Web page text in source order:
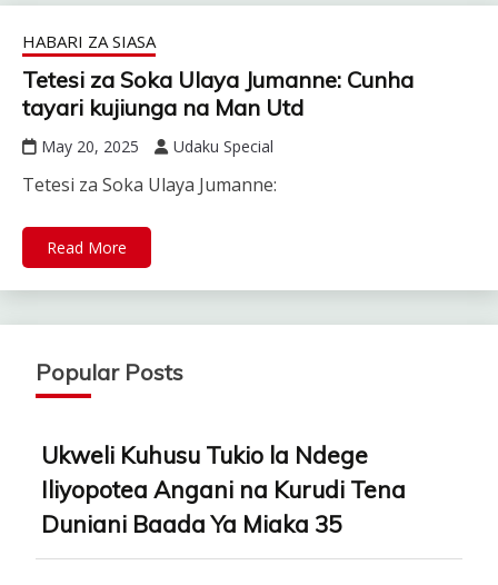
HABARI ZA SIASA
Tetesi za Soka Ulaya Jumanne: Cunha
tayari kujiunga na Man Utd
May 20, 2025 Udaku Special
Tetesi za Soka Ulaya Jumanne:
Read More
Popular Posts
Ukweli Kuhusu Tukio la Ndege
Iliyopotea Angani na Kurudi Tena
Duniani Baada Ya Miaka 35